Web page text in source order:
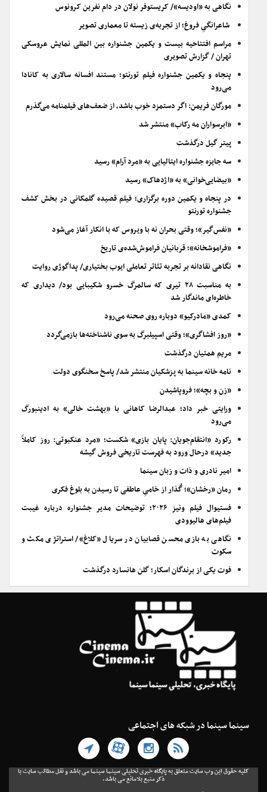
نگاهی به «اودیسه»/ کریستوفر نولان در دام نفرین کرونوس
شاعرانگیِ فروغ؛ از تجربه‌ی زیسته تا معماری تصویر
مراسم افتتاحیه بیست و یکمین جشنواره بین المللی نمایش عروسکی
تهران / گزارش تصویری
پنجاه و یکمین جشنواره فیلم تورنتو؛ مستند افسانه سالاری به کانادا
می‌رود
مورگان فریمن: اگر دستمزد خوب باشد، از ضعف‌های فیلمنامه می‌گذرم
«ابرسواران مه رکاب» منتشر شد
پیتر گیل درگذشت
سه جایزه جشنواره ایتالیایی به «مرد آرام» رسید
«بیضایی‌خوانی» به «اژدهاک» رسید
در پنجاه و یکمین دوره برگزاری؛ فیلم قصیده گلمکانی در بخش کشف
جشنواره تورنتو
«نفس‌گیر»؛ وقتی بحران نه با ویروس که با انکار آغاز می‌شود
«فراموشخانه»؛ قربانیان فراموش‌شده‌ی تاریخ
نگاهی نقادانه بر تجربه تئاتر تعاملی ایوب بختیاری/ پداگوژی روایت
به مناسبت ۲۸ تیری که سالمرگ خسرو شکیبایی بود/ دیداری که
خاطره‌ای ماندگار شد
کمدی «مادرکیو» دوباره روی صحنه می‌رود
«روز افشاگری»؛ وقتی اسپیلبرگ به سوی ناشناخته‌ها بازمی‌گردد
مریم همتیان درگذشت
نامه خانه سینما به پزشکیان منتشر شد/ پاسخ سخنگوی دولت
«زن و بچه»؛ فروپاشیدن
ورایتی خبر داد؛ عبدالرضا کاهانی با «بهشت خالی» به ادینبورگ
می‌رود
رکورد «انتقام‌جویان: پایان بازی» شکست؛ «مرد عنکبوتی: روز کاملاً
جدید» درحال ورود به فهرست تاریخی فروش گیشه
امیر نادری و ذات و زبان سینما
رمان «رخشان»؛ گُذار از خامیِ عاطفی تا رسیدن به بلوغ فکری
فستیوال فیلم ونیز ۲۰۲۶؛ توضیحات مدیر جشنواره درباره غیبت
فیلم‌های هالیوودی
نگاهی به بازی محسن قصابیان در سریال «کلاغ»/ استراتژی مکث و
سکوت
فوت یکی از برندگان اسکار؛ گلن هانسارد درگذشت
سینما سینما در شبکه های اجتماعی
کلیه حقوق این وب سایت متعلق به پایگاه خبری تحلیلی سینما سینما می باشد و نقل مطالب سایت با
ذکر منبع بلامانع می باشد.